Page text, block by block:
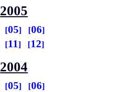
2005
05
06
11 12
2004
05
06